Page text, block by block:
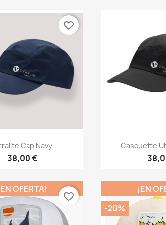
Vista rápida
Cap Navy
38,00 €
favorite_border

Casquette
OFERTA!
favorite_border
¡EN
-20%